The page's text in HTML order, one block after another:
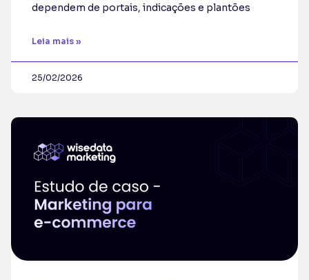
dependem de portais, indicações e plantões
Leia mais »
25/02/2026